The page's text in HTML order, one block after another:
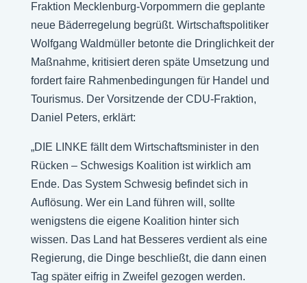
Fraktion Mecklenburg-Vorpommern die geplante
neue Bäderregelung begrüßt. Wirtschaftspolitiker
Wolfgang Waldmüller betonte die Dringlichkeit der
Maßnahme, kritisiert deren späte Umsetzung und
fordert faire Rahmenbedingungen für Handel und
Tourismus. Der Vorsitzende der CDU-Fraktion,
Daniel Peters, erklärt:
„DIE LINKE fällt dem Wirtschaftsminister in den
Rücken – Schwesigs Koalition ist wirklich am
Ende. Das System Schwesig befindet sich in
Auflösung. Wer ein Land führen will, sollte
wenigstens die eigene Koalition hinter sich
wissen. Das Land hat Besseres verdient als eine
Regierung, die Dinge beschließt, die dann einen
Tag später eifrig in Zweifel gezogen werden.